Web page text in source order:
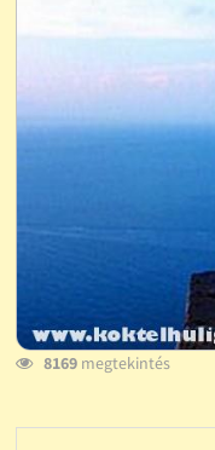
8169megtekintés